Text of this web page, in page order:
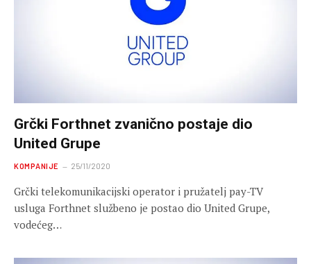
Grčki Forthnet zvanično postaje dio
United Grupe
KOMPANIJE 25/11/2020
Grčki telekomunikacijski operator i pružatelj pay-TV
usluga Forthnet službeno je postao dio United Grupe,
vodećeg…